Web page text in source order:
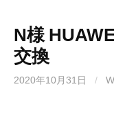
N様
交換
2020年10月31日 /